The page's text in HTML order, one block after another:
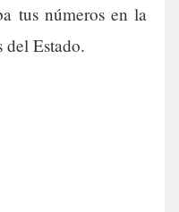
tus números en la
del Estado.